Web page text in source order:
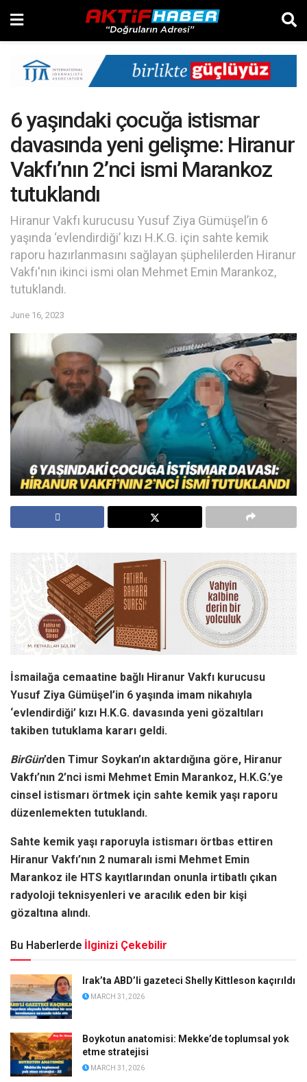
6 yaşındaki çocuğa istismar
davasında yeni gelişme: Hiranur
Vakfı’nın 2’nci ismi Marankoz
tutuklandı
Hiranur Vakfı kurucusu Yusuf Ziya Gümüşel’in 6
yaşında ‘evlendirdiği’ kızı H.K.G. için sahte kemik
raporu hazırlanmasını sağlayan şüphelilerden Hiranur
Vakfı'nın ikinci ismi olan Mehmet Emin Marankoz,
tutuklandı.
June 16, 2023
İsmailağa cemaatine bağlı Hiranur Vakfı kurucusu
Yusuf Ziya Gümüşel’in 6 yaşında imam nikahıyla
‘evlendirdiği’ kızı H.K.G. davasında yeni gözaltıları
takiben tutuklama kararı geldi.
BirGün’den Timur Soykan’ın aktardığına göre, Hiranur
Vakfı’nın 2’nci ismi Mehmet Emin Marankoz, H.K.G.’ye
cinsel istismarı örtmek için sahte kemik yaşı raporu
düzenlemekten tutuklandı.
Sahte kemik yaşı raporuyla istismarı örtbas ettiren
Hiranur Vakfı’nın 2 numaralı ismi Mehmet Emin
Marankoz ile HTS kayıtlarından onunla irtibatlı çıkan
radyoloji teknisyenleri ve aracılık eden bir kişi
gözaltına alındı.
Bu Haberlerde İlginizi Çekebilir
Irak’ta ABD’li gazeteci Shelly Kittleson kaçırıldı
MARCH 31, 2026
Boykotun anatomisi: Mekke’de toplumsal yok
etme stratejisi
MARCH 31, 2026